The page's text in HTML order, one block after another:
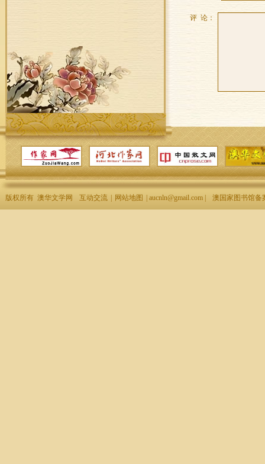
评 论：
版权所有 澳华文学网 互动交流 网站地图 | aucnln@gmail.com | 澳国家图书馆备